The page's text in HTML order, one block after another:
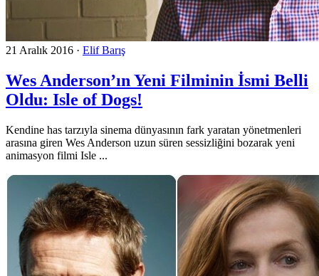
21 Aralık 2016 · Elif Barış
Wes Anderson’ın Yeni Filminin İsmi Belli
Oldu: Isle of Dogs!
Kendine has tarzıyla sinema dünyasının fark yaratan yönetmenleri
arasına giren Wes Anderson uzun süren sessizliğini bozarak yeni
animasyon filmi Isle ...